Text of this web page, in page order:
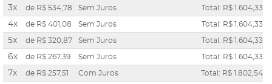
3x de R$ 534,78 Sem Juros Total: R$ 1.604,33
4x de R$ 401,08 Sem Juros Total: R$ 1.604,33
5x de R$ 320,87 Sem Juros Total: R$ 1.604,33
6x de R$ 267,39 Sem Juros Total: R$ 1.604,33
7x de R$ 257,51 Com Juros Total: R$ 1.802,54